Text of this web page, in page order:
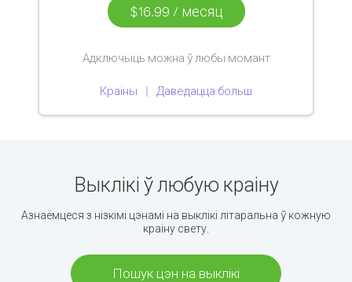
$16.99 / месяц
Адключыць можна ў любы момант
Краіны Даведацца больш
Выклікі ў любую краіну
Азнаёмцеся з нізкімі цэнамі на выклікі літаральна ў кожную
краіну свету.
Пошук цэн на выклікі